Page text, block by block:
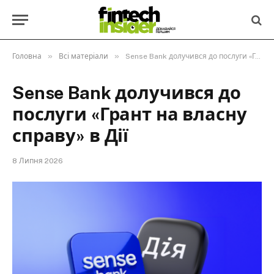
Головна » Всі матеріали » Sense Bank долучився до послуги «Грант на власну справу» в Дії
Sense Bank долучився до
послуги «Грант на власну
справу» в Дії
8 Липня 2026